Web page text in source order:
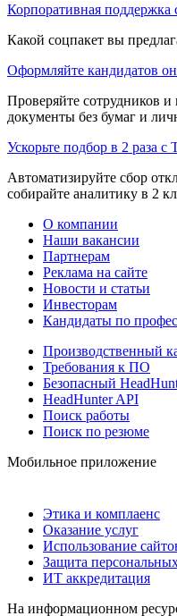
Корпоративная поддержка
Какой соцпакет вы
Оформляйте кандидатов
Проверяйте сотрудников
документы без бумаг и
Ускорьте подбор в 2 раза с
Автоматизируйте сбор
собирайте аналитику в 2
О компании
Наши вакансии
Партнерам
Реклама на сайте
Новости и статьи
Инвесторам
Кандидаты по
Производственный
Требования к ПО
Безопасный
HeadHunter API
Поиск работы
Поиск по резюме
Мобильное приложение
Этика и комплаенс
Оказание услуг
Использование
Защита
ИТ аккредитация
На информационном